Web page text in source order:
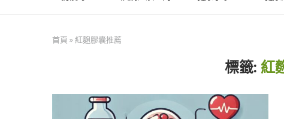
首頁 »紅麴膠囊推薦
標籤: 紅